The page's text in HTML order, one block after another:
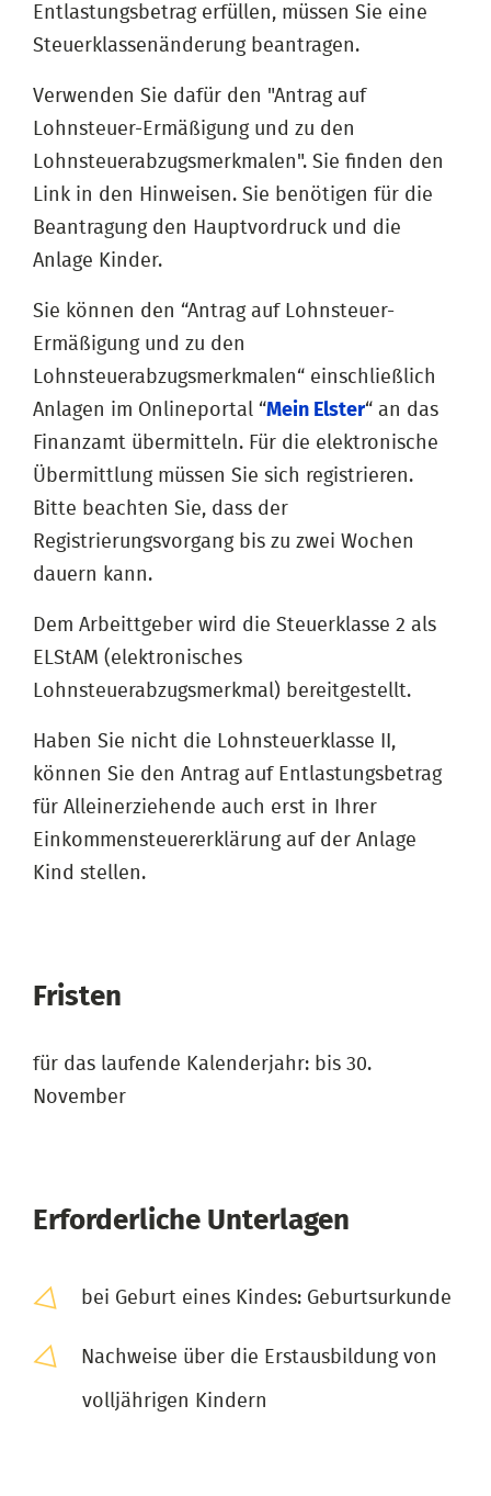
Entlastungsbetrag erfüllen, müssen Sie eine
Steuerklassenänderung beantragen.
Verwenden Sie dafür den "Antrag auf
Lohnsteuer-Ermäßigung und zu den
Lohnsteuerabzugsmerkmalen". Sie finden den
Link in den Hinweisen. Sie benötigen für die
Beantragung den Hauptvordruck und die
Anlage Kinder.
Sie können den “Antrag auf Lohnsteuer-
Ermäßigung und zu den
Lohnsteuerabzugsmerkmalen“ einschließlich
Anlagen im Onlineportal “Mein Elster“ an das
Finanzamt übermitteln. Für die elektronische
Übermittlung müssen Sie sich registrieren.
Bitte beachten Sie, dass der
Registrierungsvorgang bis zu zwei Wochen
dauern kann.
Dem Arbeittgeber wird die Steuerklasse 2 als
ELStAM (elektronisches
Lohnsteuerabzugsmerkmal) bereitgestellt.
Haben Sie nicht die Lohnsteuerklasse II,
können Sie den Antrag auf Entlastungsbetrag
für Alleinerziehende auch erst in Ihrer
Einkommensteuererklärung auf der Anlage
Kind stellen.
Fristen
für das laufende Kalenderjahr: bis 30.
November
Erforderliche Unterlagen
bei Geburt eines Kindes: Geburtsurkunde
Nachweise über die Erstausbildung von
volljährigen Kindern